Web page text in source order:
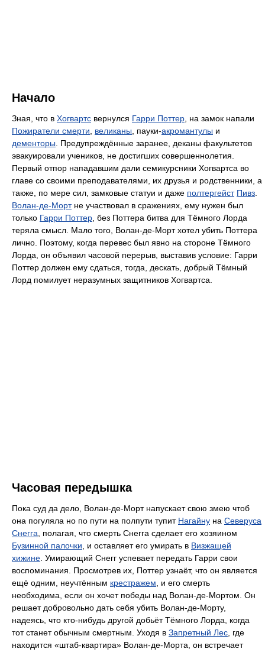
Начало
Зная, что в Хогвартс вернулся Гарри Поттер , на замок напали
Пожиратели смерти
великаны , пауки-акромантулы и
дементоры . Предупреждённые заранее, деканы факультетов
эвакуировали учеников, не достигших совершеннолетия.
Первый отпор нападавшим дали семикурсники Хогвартса во
главе со своими преподавателями, их друзья и родственники, а
также, по мере сил, замковые статуи и даже полтергейст Пивз
Волан-де-Мортне участвовал в сражениях, ему нужен был
только Гарри Поттер , без Поттера битва для Тёмного Лорда
теряла смысл. Мало того, Волан-де-Морт хотел убить Поттера
лично. Поэтому, когда перевес был явно на стороне Тёмного
Лорда, он объявил часовой перерыв, выставив условие: Гарри
Поттер должен ему сдаться, тогда, дескать, добрый Тёмный
Лорд помилует неразумных защитников Хогвартса.
Часовая передышка
Пока суд да дело, Волан-де-Морт напускает свою змею чтоб
она погуляла но по пути на полпути тупит Нагайну на Северуса
Снегга , полагая, что смерть Снегга сделает его хозяином
Бузинной палочки , и оставляет его умирать в Визжащей
хижине . Умирающий Снегг успевает передать Гарри свои
воспоминания. Просмотрев их, Поттер узнаёт, что он является
ещё одним, неучтённым крестражем , и его смерть
необходима, если он хочет победы над Волан-де-Мортом. Он
решает добровольно дать себя убить Волан-де-Морту,
надеясь, что кто-нибудь другой добьёт Тёмного Лорда, когда
тот станет обычным смертным. Уходя в Запретный Лес , где
находится «штаб-квартира» Волан-де-Морта, он встречает